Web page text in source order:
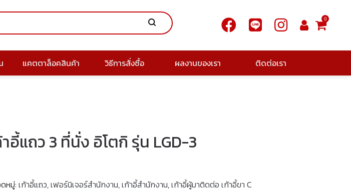
0
แคตตาล็อคสินค้า วิธีการสั่งซื้อ ผลงานของเรา ติดต่อเรา
าอี้แถว 3 ที่นั่ง อิโตกิ รุ่น LGD-3
หมู่:เก้าอี้แถว,เฟอร์นิเจอร์สำนักงาน,เก้าอี้สำนักงาน,เก้าอี้ผู้มาติดต่อ เก้าอี้ขา C